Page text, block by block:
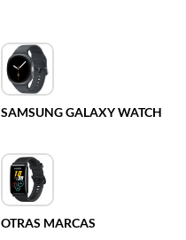
SAMSUNG GALAXY WATCH
OTRAS MARCAS